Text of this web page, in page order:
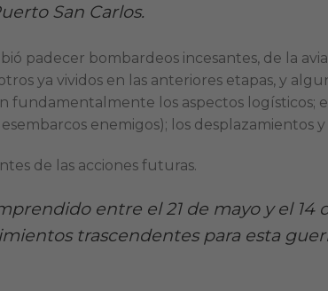
San Carlos.
padecer bombardeos incesantes, de la
ya vividos en las anteriores etapas, y
los aspectos logísticos;
enemigos); los desplazamientos
de las acciones futuras.
entre el 21 de mayo y el 14
trascendentes para esta